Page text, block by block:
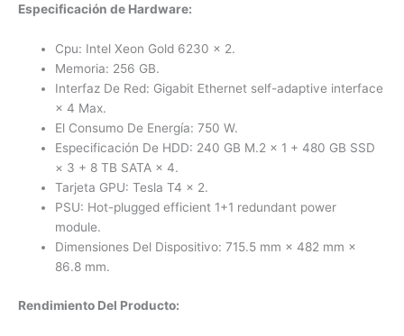
Especificación de Hardware:
Cpu: Intel Xeon Gold 6230 × 2.
Memoria: 256 GB.
Interfaz De Red: Gigabit Ethernet self-adaptive interface
× 4 Max.
El Consumo De Energía:750 W.
Especificación De HDD: 240 GB M.2 × 1 + 480 GB SSD
× 3 + 8 TB SATA × 4.
Tarjeta GPU:Tesla T4 × 2.
PSU: Hot-plugged efficient 1+1 redundant power
module.
Dimensiones Del Dispositivo:715.5 mm × 482 mm ×
86.8 mm.
Rendimiento Del Producto: